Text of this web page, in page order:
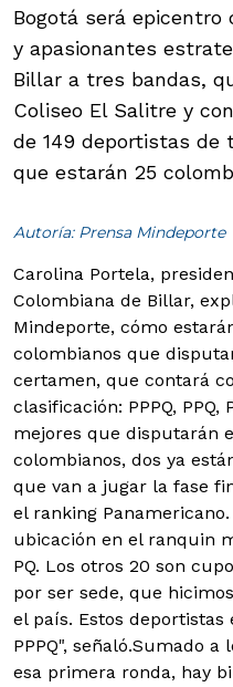
Bogotá será epicentro
y apasionantes
Billar a tres bandas,
Coliseo El Salitre y
de 149 deportistas de
que estarán 25
Autoría: Prensa Mindeporte
Carolina Portela,
Colombiana de Billar,
Mindeporte, cómo
colombianos que
certamen, que contará
clasificación: PPPQ, PPQ,
mejores que disputarán
colombianos, dos ya
que van a jugar la fase
el ranking
ubicación en el ranquin
PQ. Los otros 20 son
por ser sede, que
el país. Estos
PPPQ", señaló.Sumado
esa primera ronda, hay